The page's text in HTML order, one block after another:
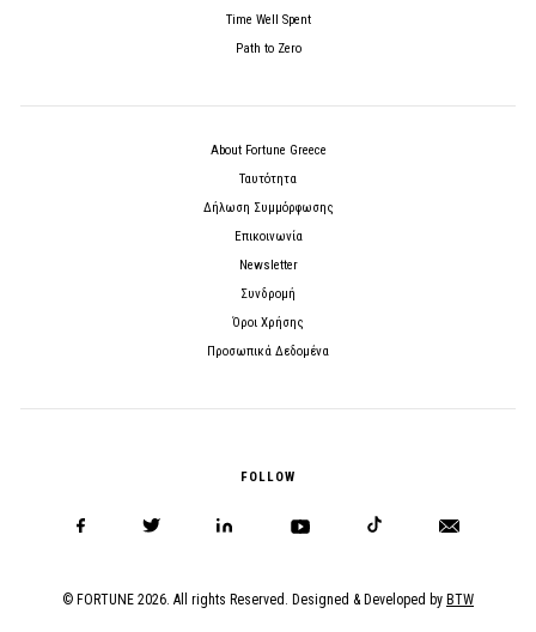
Time Well Spent
Path to Zero
About Fortune Greece
Ταυτότητα
Δήλωση Συμμόρφωσης
Επικοινωνία
Newsletter
Συνδρομή
Όροι Χρήσης
Προσωπικά Δεδομένα
FOLLOW
© FORTUNE 2026. All rights Reserved. Designed & Developed by BTW